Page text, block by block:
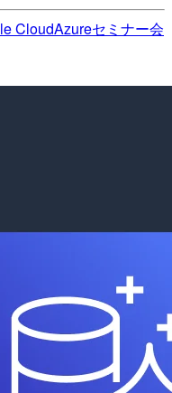
CloudAzureセミナー会